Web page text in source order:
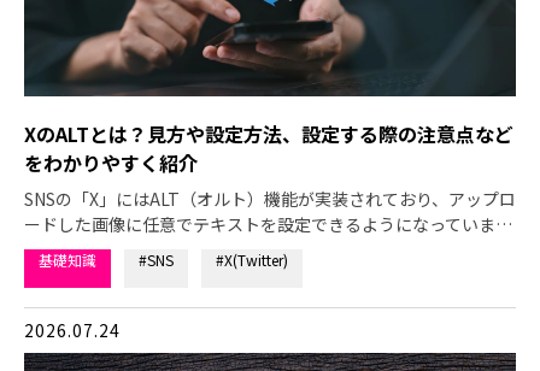
XのALTとは？見方や設定方法、設定する際の注意点など
をわかりやすく紹介
SNSの「X」にはALT（オルト）機能が実装されており、アップロ
ードした画像に任意でテキストを設定できるようになっていま…
基礎知識 #SNS #X(Twitter)
2026.07.24